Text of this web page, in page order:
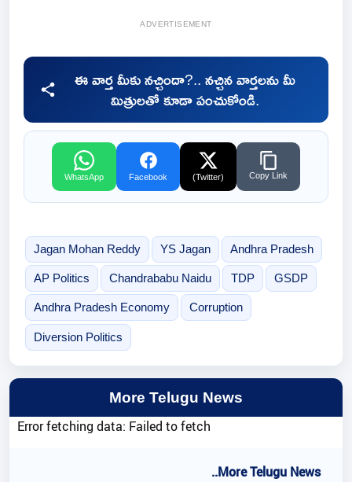
ADVERTISEMENT
ఈ వార్త మీకు నచ్చిందా?.. నచ్చిన వార్తలను మీ
మిత్రులతో కూడా పంచుకోండి.
WhatsApp Facebook (Twitter) Copy Link
Jagan Mohan Reddy YS Jagan Andhra Pradesh
AP Politics Chandrababu Naidu TDP GSDP
Andhra Pradesh Economy Corruption
Diversion Politics
More Telugu News
Error fetching data: Failed to fetch
..More Telugu News